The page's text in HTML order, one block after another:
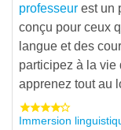
professeur est un
conçu pour ceux
langue et des
participez à la vie
apprenez tout au
Immersion